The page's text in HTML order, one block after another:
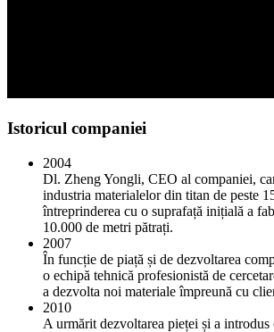
Istoricul companiei
2004
Dl. Zheng Yongli, CEO al companiei,
industria materialelor din titan de peste
întreprinderea cu o suprafață inițială a
10.000 de metri pătrați.
2007
În funcție de piață și de dezvoltarea
o echipă tehnică profesionistă de
a dezvolta noi materiale împreună cu
2010
A urmărit dezvoltarea pieței și a